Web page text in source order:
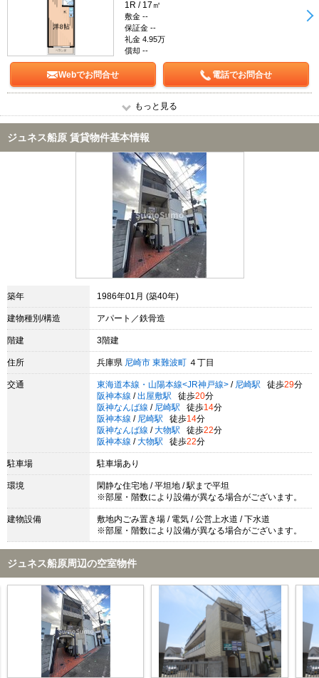
1R / 17㎡
敷金 --
保証金 --
礼金 4.95万
償却 --
Webでお問合せ 電話でお問合せ
もっと見る
ジュネス船原 賃貸物件基本情報
築年 1986年01月 (築40年)
建物種別/構造 アパート／鉄骨造
階建 3階建
住所 兵庫県 尼崎市 東難波町 ４丁目
交通 東海道本線・山陽本線<JR神戸線> / 尼崎駅 徒歩29分
阪神本線 / 出屋敷駅 徒歩20分
阪神なんば線 / 尼崎駅 徒歩14分
阪神本線 / 尼崎駅 徒歩14分
阪神なんば線 / 大物駅 徒歩22分
阪神本線 / 大物駅 徒歩22分
駐車場 駐車場あり
環境
閑静な住宅地 / 平坦地 / 駅まで平坦
※部屋・階数により設備が異なる場合がございます。
建物設備
敷地内ごみ置き場 / 電気 / 公営上水道 / 下水道
※部屋・階数により設備が異なる場合がございます。
ジュネス船原周辺の空室物件